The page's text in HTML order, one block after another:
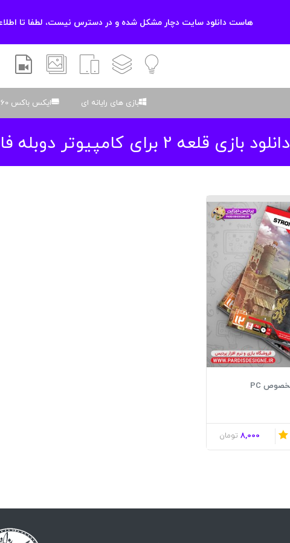
هاست دانلود سایت دچار مشکل شده و در دسترس نیست، لطفا تا
آموزشیلایه باز اسکریپت والپیپر افتر
بازی های رایانه ای ایکس باکس 360
دانلود بازی قلعه 2 برای کامپیوتر دوبله فارسی
8,000 تومان